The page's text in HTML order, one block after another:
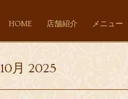
HOME 店舗紹介 メニュー
10月 2025